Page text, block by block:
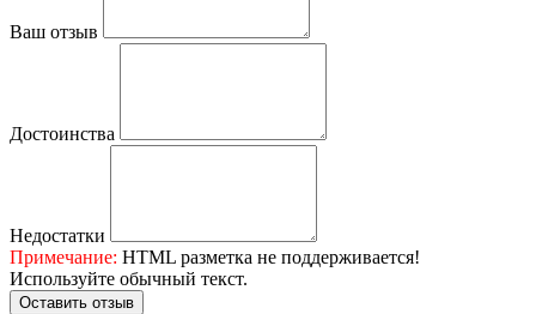
Ваш отзыв
Достоинства
Недостатки
Примечание: HTML разметка не поддерживается!
Используйте обычный текст.
Оставить отзыв